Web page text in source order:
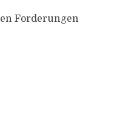
Forderungen